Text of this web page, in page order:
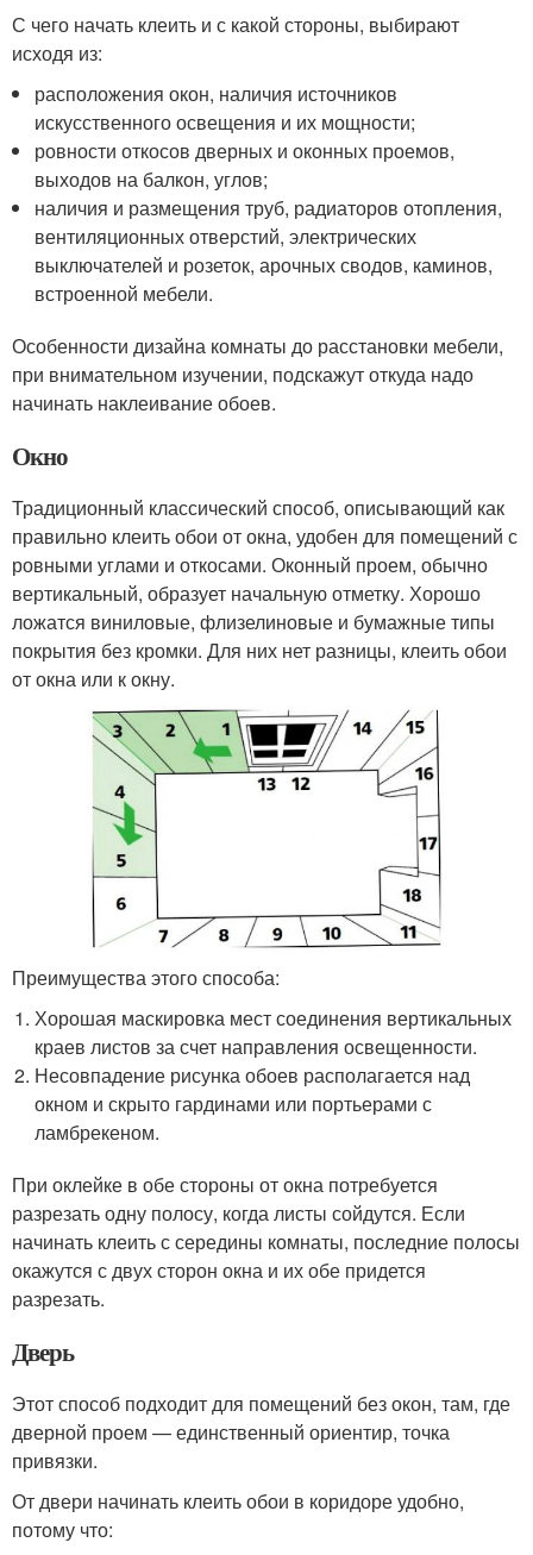
С чего начать клеить и с какой стороны, выбирают
исходя из:
расположения окон, наличия источников
искусственного освещения и их мощности;
ровности откосов дверных и оконных проемов,
выходов на балкон, углов;
наличия и размещения труб, радиаторов отопления,
вентиляционных отверстий, электрических
выключателей и розеток, арочных сводов, каминов,
встроенной мебели.
Особенности дизайна комнаты до расстановки мебели,
при внимательном изучении, подскажут откуда надо
начинать наклеивание обоев.
Окно
Традиционный классический способ, описывающий как
правильно клеить обои от окна, удобен для помещений с
ровными углами и откосами. Оконный проем, обычно
вертикальный, образует начальную отметку. Хорошо
ложатся виниловые, флизелиновые и бумажные типы
покрытия без кромки. Для них нет разницы, клеить обои
от окна или к окну.
Преимущества этого способа:
Хорошая маскировка мест соединения вертикальных
краев листов за счет направления освещенности.
Несовпадение рисунка обоев располагается над
окном и скрыто гардинами или портьерами с
ламбрекеном.
При оклейке в обе стороны от окна потребуется
разрезать одну полосу, когда листы сойдутся. Если
начинать клеить с середины комнаты, последние полосы
окажутся с двух сторон окна и их обе придется
разрезать.
Дверь
Этот способ подходит для помещений без окон, там, где
дверной проем — единственный ориентир, точка
привязки.
От двери начинать клеить обои в коридоре удобно,
потому что: